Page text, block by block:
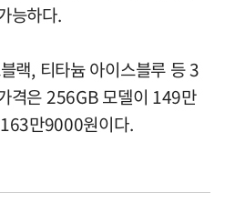
능하다.
랙, 티타늄 아이스블루 등 3
격은 256GB 모델이 149만
만9000원이다.